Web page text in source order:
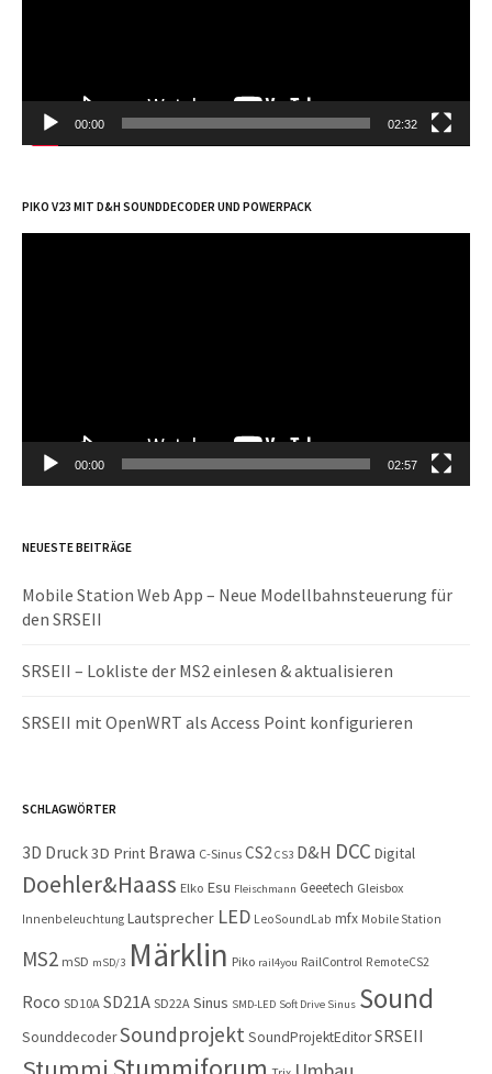
00:00 02:32
PIKO V23 MIT D&H SOUNDDECODER UND POWERPACK
00:00 02:57
NEUESTE BEITRÄGE
Mobile Station Web App – Neue Modellbahnsteuerung für
den SRSEII
SRSEII – Lokliste der MS2 einlesen & aktualisieren
SRSEII mit OpenWRT als Access Point konfigurieren
SCHLAGWÖRTER
3D Druck3D Print Brawa C-Sinus CS2 CS3 D&H DCC Digital
Doehler&Haass Elko Esu Fleischmann Geeetech Gleisbox
Innenbeleuchtung Lautsprecher LED LeoSoundLab mfx Mobile Station
MS2 mSD mSD/3 Märklin Piko rail4you RailControl RemoteCS2
Roco SD10A SD21A SD22A Sinus SMD-LED Soft Drive Sinus Sound
SounddecoderSoundprojektSoundProjektEditorSRSEII